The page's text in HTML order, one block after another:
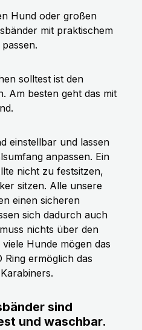
Hund oder großen
mit praktischem
solltest ist den
Am besten geht das mit
einstellbar und lassen
anpassen. Ein
nicht zu festsitzen,
sitzen. Alle unsere
einen sicheren
sich dadurch auch
nichts über den
Hunde mögen das
Ring ermöglich das
sind
und waschbar.